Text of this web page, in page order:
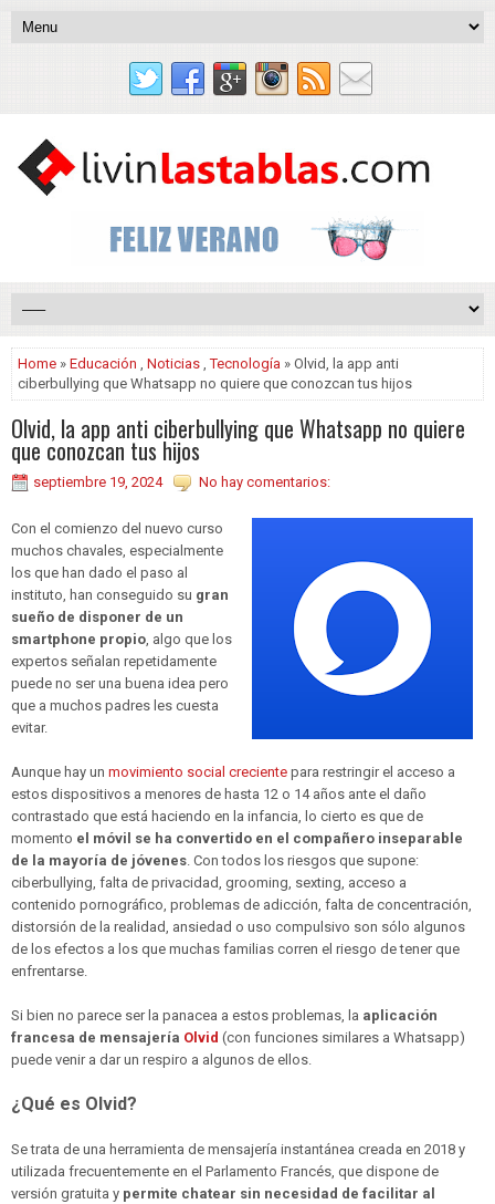
Home » Educación , Noticias ,Tecnología » Olvid, la app anti
ciberbullying que Whatsapp no quiere que conozcan tus hijos
Olvid, la app anti ciberbullying que Whatsapp no quiere
que conozcan tus hijos
septiembre 19, 2024 No hay comentarios:
Con el comienzo del nuevo curso
muchos chavales, especialmente
los que han dado el paso al
instituto, han conseguido su gran
sueño de disponer de un
smartphone propio, algo que los
expertos señalan repetidamente
puede no ser una buena idea pero
que a muchos padres les cuesta
evitar.
Aunque hay un movimiento social creciente para restringir el acceso a
estos dispositivos a menores de hasta 12 o 14 años ante el daño
contrastado que está haciendo en la infancia, lo cierto es que de
momento el móvil se ha convertido en el compañero inseparable
de la mayoría de jóvenes. Con todos los riesgos que supone:
ciberbullying, falta de privacidad, grooming, sexting, acceso a
contenido pornográfico, problemas de adicción, falta de concentración,
distorsión de la realidad, ansiedad o uso compulsivo son sólo algunos
de los efectos a los que muchas familias corren el riesgo de tener que
enfrentarse.
Si bien no parece ser la panacea a estos problemas, la aplicación
francesa de mensajería Olvid (con funciones similares a Whatsapp)
puede venir a dar un respiro a algunos de ellos.
¿Qué es Olvid?
Se trata de una herramienta de mensajería instantánea creada en 2018 y
utilizada frecuentemente en el Parlamento Francés, que dispone de
versión gratuita y permite chatear sin necesidad de facilitar al